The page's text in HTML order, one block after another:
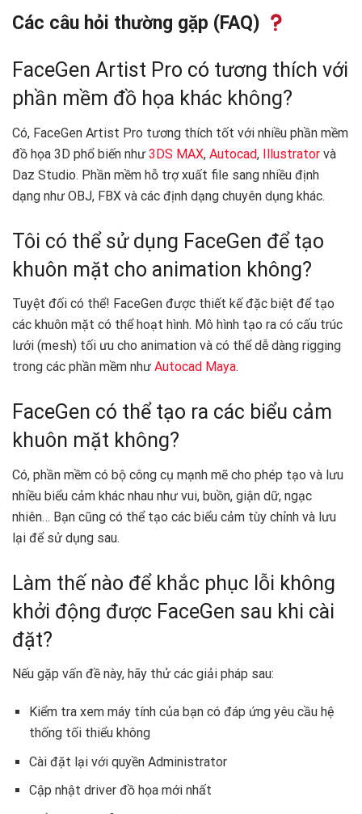
Các câu hỏi thường gặp (FAQ)
FaceGen Artist Pro có tương thích với
phần mềm đồ họa khác không?
Có, FaceGen Artist Pro tương thích tốt với nhiều phần mềm
đồ họa 3D phổ biến như 3DS MAX, Autocad, Illustrator và
Daz Studio. Phần mềm hỗ trợ xuất file sang nhiều định
dạng như OBJ, FBX và các định dạng chuyên dụng khác.
Tôi có thể sử dụng FaceGen để tạo
khuôn mặt cho animation không?
Tuyệt đối có thể! FaceGen được thiết kế đặc biệt để tạo
các khuôn mặt có thể hoạt hình. Mô hình tạo ra có cấu trúc
lưới (mesh) tối ưu cho animation và có thể dễ dàng rigging
trong các phần mềm như Autocad Maya.
FaceGen có thể tạo ra các biểu cảm
khuôn mặt không?
Có, phần mềm có bộ công cụ mạnh mẽ cho phép tạo và lưu
nhiều biểu cảm khác nhau như vui, buồn, giận dữ, ngạc
nhiên… Bạn cũng có thể tạo các biểu cảm tùy chỉnh và lưu
lại để sử dụng sau.
Làm thế nào để khắc phục lỗi không
khởi động được FaceGen sau khi cài
đặt?
Nếu gặp vấn đề này, hãy thử các giải pháp sau:
Kiểm tra xem máy tính của bạn có đáp ứng yêu cầu hệ
thống tối thiểu không
Cài đặt lại với quyền Administrator
Cập nhật driver đồ họa mới nhất